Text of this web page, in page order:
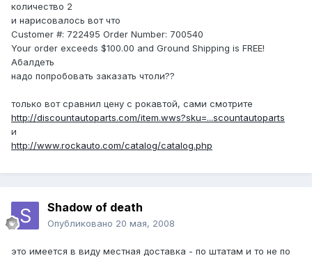
количество 2
и нарисовалось вот что
Customer #: 722495 Order Number: 700540
Your order exceeds $100.00 and Ground Shipping is FREE!
Абалдеть
надо попробовать заказать чтоли??
только вот сравнил цену с рокавтой, сами смотрите
http://discountautoparts.com/item.wws?sku=...scountautoparts
и
http://www.rockauto.com/catalog/catalog.php
Shadow of death
Опубликовано 20 мая, 2008
это имеется в виду местная доставка - по штатам и то не по